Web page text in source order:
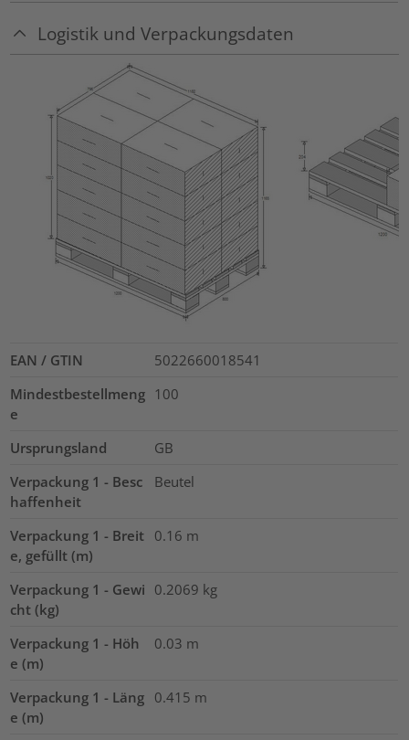
Logistik und Verpackungsdaten
EAN / GTIN
5022660018541
Mindestbestellmeng
e
100
Ursprungsland
GB
Verpackung 1 - Besc
haffenheit
Beutel
Verpackung 1 - Breit
e, gefüllt (m)
0.16 m
Verpackung 1 - Gewi
cht (kg)
0.2069 kg
Verpackung 1 - Höh
e (m)
0.03 m
Verpackung 1 - Läng
e (m)
0.415 m